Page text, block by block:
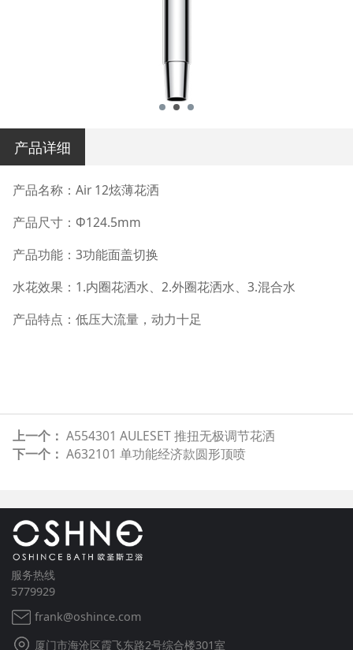
产品详细
产品名称：Air 12炫薄花洒
产品尺寸：Φ124.5mm
产品功能：3功能面盖切换
水花效果：1.内圈花洒水、2.外圈花洒水、3.混合水
产品特点：低压大流量，动力十足
上一个： A554301 AULESET 推扭无极调节花洒
下一个： A632101 单功能经济款圆形顶喷
服务热线
5779929
frank@oshince.com
厦门市海沧区霞飞东路2号综合楼301室